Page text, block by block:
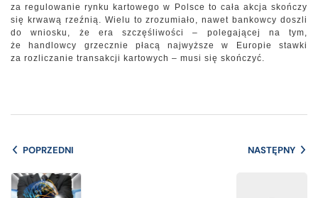
za regulowanie rynku kartowego w Polsce to cała akcja skończy
się krwawą rzeźnią. Wielu to zrozumiało, nawet bankowcy doszli
do wniosku, że era szczęśliwości – polegającej na tym,
że handlowcy grzecznie płacą najwyższe w Europie stawki
za rozliczanie transakcji kartowych – musi się skończyć.
POPRZEDNI NASTĘPNY